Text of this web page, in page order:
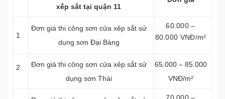
xếp sắt tại quận 11
1
Đơn giá thi công sơn cửa xêp sắt sử
dụng sơn Đại Bàng
60.000 –
80.000 VNĐ/m²
2
Đơn giá thi công sơn cửa xêp sắt sử
dụng sơn Thái
65.000 – 85.000
VNĐ/m²